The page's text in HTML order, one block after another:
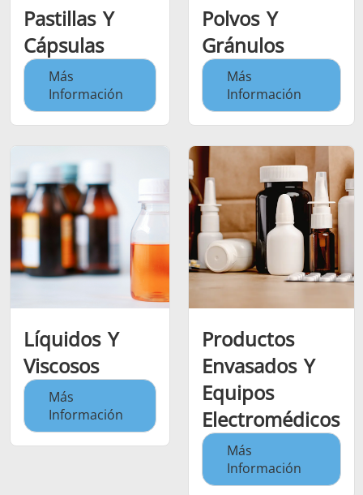
Pastillas Y
Cápsulas
Más
Información
Polvos Y
Gránulos
Más
Información
Líquidos Y
Viscosos
Más
Información
Productos
Envasados Y
Equipos
Electromédicos
Más
Información